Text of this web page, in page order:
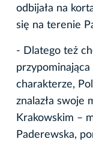
odbijała na
się na terenie
- Dlatego też
charakterze,
znalazła swoje
Krakowskim –
Paderewska,